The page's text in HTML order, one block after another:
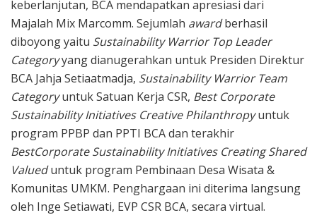
keberlanjutan, BCA mendapatkan apresiasi dari
Majalah Mix Marcomm. Sejumlah awardberhasil
diboyong yaitu Sustainability Warrior Top Leader
Categoryyang dianugerahkan untuk Presiden Direktur
BCA Jahja Setiaatmadja, Sustainability Warrior Team
Categoryuntuk Satuan Kerja CSR, Best Corporate
Sustainability Initiatives Creative Philanthropyuntuk
program PPBP dan PPTI BCA dan terakhir
BestCorporate Sustainability Initiatives Creating Shared
Valueduntuk program Pembinaan Desa Wisata &
Komunitas UMKM. Penghargaan ini diterima langsung
oleh Inge Setiawati, EVP CSR BCA, secara virtual.